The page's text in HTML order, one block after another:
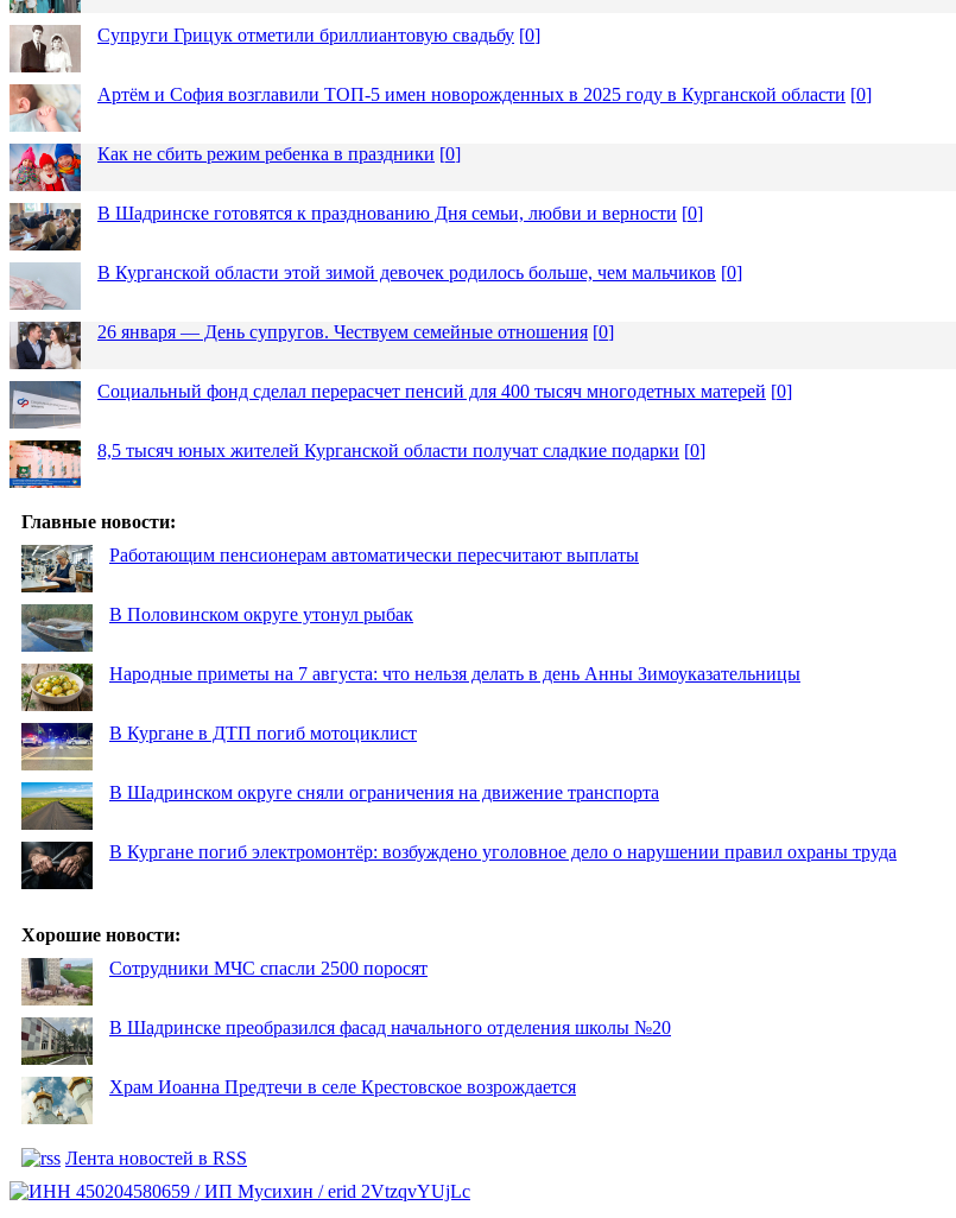
Супруги Грицук отметили бриллиантовую свадьбу [0]
Артём и София возглавили ТОП-5 имен новорожденных в 2025 году в Курганской области [0]
Как не сбить режим ребенка в праздники [0]
В Шадринске готовятся к празднованию Дня семьи, любви и верности [0]
В Курганской области этой зимой девочек родилось больше, чем мальчиков [0]
26 января — День супругов. Чествуем семейные отношения [0]
Социальный фонд сделал перерасчет пенсий для 400 тысяч многодетных матерей [0]
8,5 тысяч юных жителей Курганской области получат сладкие подарки [0]
Главные новости:
Работающим пенсионерам автоматически пересчитают выплаты
В Половинском округе утонул рыбак
Народные приметы на 7 августа: что нельзя делать в день Анны Зимоуказательницы
В Кургане в ДТП погиб мотоциклист
В Шадринском округе сняли ограничения на движение транспорта
В Кургане погиб электромонтёр: возбуждено уголовное дело о нарушении правил охраны труда
Хорошие новости:
Сотрудники МЧС спасли 2500 поросят
В Шадринске преобразился фасад начального отделения школы №20
Храм Иоанна Предтечи в селе Крестовское возрождается
Лента новостей в RSS